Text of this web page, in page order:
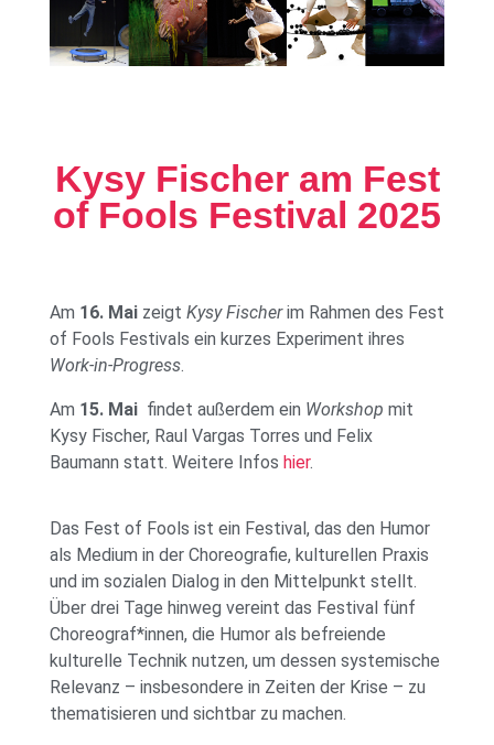
Kysy Fischer am Fest
of Fools Festival 2025
Am 16. Mai zeigt Kysy Fischerim Rahmen des Fest
of Fools Festivals ein kurzes Experiment ihres
Work-in-Progress.
Am 15. Mai findet außerdem ein Workshop mit
Kysy Fischer, Raul Vargas Torres und Felix
Baumann statt. Weitere Infos hier.
Das Fest of Fools ist ein Festival, das den Humor
als Medium in der Choreografie, kulturellen Praxis
und im sozialen Dialog in den Mittelpunkt stellt.
Über drei Tage hinweg vereint das Festival fünf
Choreograf*innen, die Humor als befreiende
kulturelle Technik nutzen, um dessen systemische
Relevanz – insbesondere in Zeiten der Krise – zu
thematisieren und sichtbar zu machen.